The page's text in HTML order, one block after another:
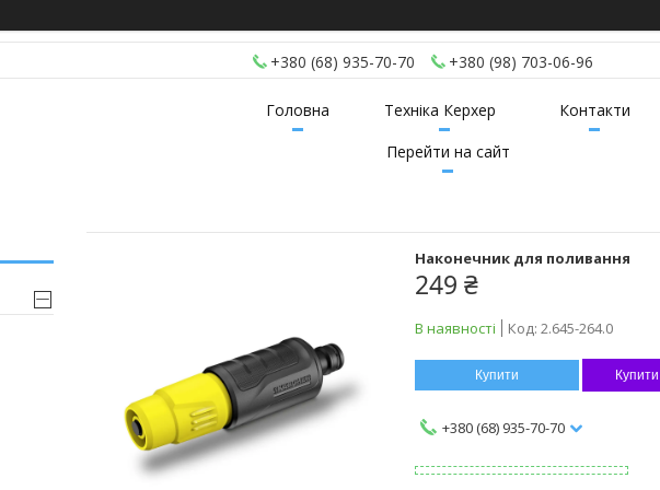
+380 (68) 935-70-70 +380 (98) 703-06-96
Головна Техніка Керхер
Контакти
Перейти на сайт
Наконечник для поливання
249 ₴
В наявності Код: 2.645-264.0
Купити
+380 (68) 935-70-70